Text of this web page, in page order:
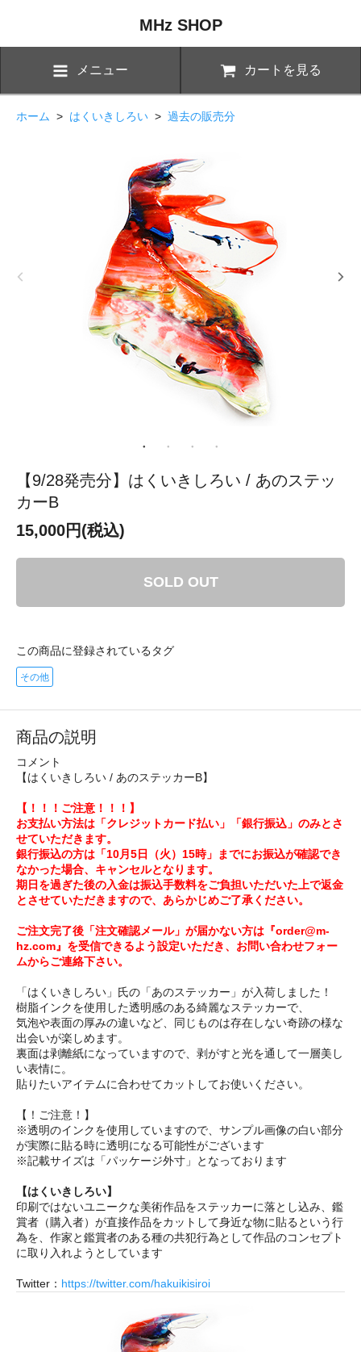
MHz SHOP
メニュー カートを見る
ホーム > はくいきしろい > 過去の販売分
【9/28発売分】はくいきしろい / あのステッ
カーB
15,000円(税込)
SOLD OUT
この商品に登録されているタグ
その他
商品の説明
コメント
【はくいきしろい / あのステッカーB】
【！！！ご注意！！！】
お支払い方法は「クレジットカード払い」「銀行振込」のみとさ
せていただきます。
銀行振込の方は「10月5日（火）15時」までにお振込が確認でき
なかった場合、キャンセルとなります。
期日を過ぎた後の入金は振込手数料をご負担いただいた上で返金
とさせていただきますので、あらかじめご了承ください。
ご注文完了後「注文確認メール」が届かない方は『order@m-
hz.com』を受信できるよう設定いただき、お問い合わせフォー
ムからご連絡下さい。
「はくいきしろい」氏の「あのステッカー」が入荷しました！
樹脂インクを使用した透明感のある綺麗なステッカーで、
気泡や表面の厚みの違いなど、同じものは存在しない奇跡の様な
出会いが楽しめます。
裏面は剥離紙になっていますので、剥がすと光を通して一層美し
い表情に。
貼りたいアイテムに合わせてカットしてお使いください。
【！ご注意！】
※透明のインクを使用していますので、サンプル画像の白い部分
が実際に貼る時に透明になる可能性がございます
※記載サイズは「パッケージ外寸」となっております
【はくいきしろい】
印刷ではないユニークな美術作品をステッカーに落とし込み、鑑
賞者（購入者）が直接作品をカットして身近な物に貼るという行
為を、作家と鑑賞者のある種の共犯行為として作品のコンセプト
に取り入れようとしています
Twitter： https://twitter.com/hakuikisiroi